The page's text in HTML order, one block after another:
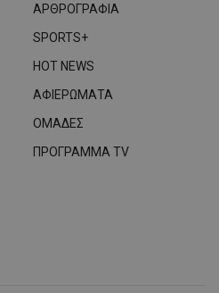
ΑΡΘΡΟΓΡΑΦΙΑ
SPORTS+
HOT NEWS
ΑΦΙΕΡΩΜΑΤΑ
ΟΜΑΔΕΣ
ΠΡΟΓΡΑΜΜΑ TV